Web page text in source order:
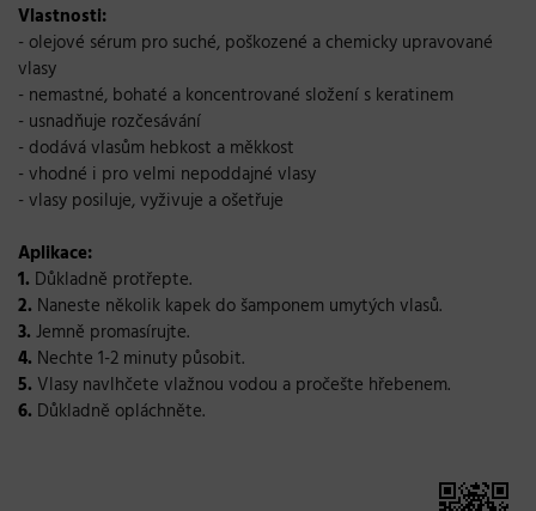
Vlastnosti:
- olejové sérum pro suché, poškozené a chemicky upravované
vlasy
- nemastné, bohaté a koncentrované složení s keratinem
- usnadňuje rozčesávání
- dodává vlasům hebkost a měkkost
- vhodné i pro velmi nepoddajné vlasy
- vlasy posiluje, vyživuje a ošetřuje
Aplikace:
1. Důkladně protřepte.
2. Naneste několik kapek do šamponem umytých vlasů.
3. Jemně promasírujte.
4. Nechte 1-2 minuty působit.
5. Vlasy navlhčete vlažnou vodou a pročešte hřebenem.
6. Důkladně opláchněte.